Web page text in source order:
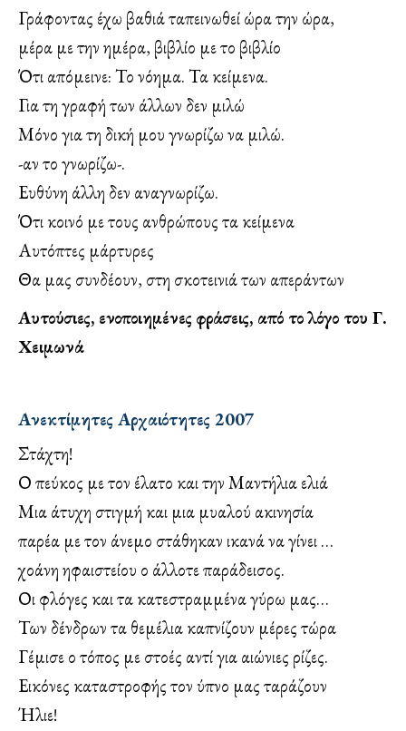
Γράφοντας έχω βαθιά ταπεινωθεί ώρα την ώρα,
μέρα με την ημέρα, βιβλίο με το βιβλίο
Ότι απόμεινε: Το νόημα. Τα κείμενα.
Για τη γραφή των άλλων δεν μιλώ
Μόνο για τη δική μου γνωρίζω να μιλώ.
-αν το γνωρίζω-.
Ευθύνη άλλη δεν αναγνωρίζω.
Ότι κοινό με τους ανθρώπους τα κείμενα
Αυτόπτες μάρτυρες
Θα μας συνδέουν, στη σκοτεινιά των απεράντων
Αυτούσιες, ενοποιημένες φράσεις, από το λόγο του Γ.
Χειμωνά
Ανεκτίμητες Αρχαιότητες 2007
Στάχτη!
Ο πεύκος με τον έλατο και την Μαντήλια ελιά
Μια άτυχη στιγμή και μια μυαλού ακινησία
παρέα με τον άνεμο στάθηκαν ικανά να γίνει …
χοάνη ηφαιστείου ο άλλοτε παράδεισος.
Οι φλόγες και τα κατεστραμμένα γύρω μας…
Των δένδρων τα θεμέλια καπνίζουν μέρες τώρα
Γέμισε ο τόπος με στοές αντί για αιώνιες ρίζες.
Εικόνες καταστροφής τον ύπνο μας ταράζουν
Ήλιε!